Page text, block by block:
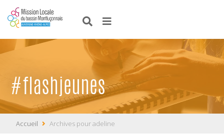
#flashjeunes
Accueil Archives pour adeline